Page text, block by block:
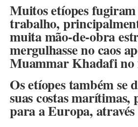
Muitos etíopes
trabalho,
muita mão-de-obra
mergulhasse no caos
Muammar Khadafi no
Os etíopes também
suas costas
para a Europa,